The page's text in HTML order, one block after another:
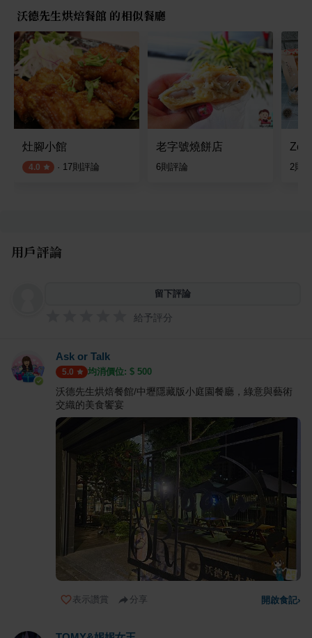
沃德先生烘焙餐館 的相似餐廳
灶腳小館
4.0 · 17則評論
老字號燒餅店
6則評論 2則
用戶評論
留下評論
給予評分
Ask or Talk
5.0 均消價位: $ 500
沃德先生烘焙餐館/中壢隱藏版小庭園餐廳，綠意與藝術
交織的美食饗宴
表示讚賞 分享 開啟食記›